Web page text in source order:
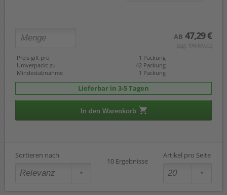
AB 47,29 €
(zzgl. 19% Mwst.)
Preis gilt pro
1 Packung
Umverpackt zu
42 Packung
Mindestabnahme
1 Packung
Lieferbar in 3-5 Tagen
In den Warenkorb
Sortieren nach
10 Ergebnisse
Artikel pro Seite